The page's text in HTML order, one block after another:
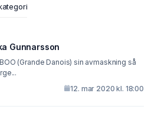
Gunnarsson
12. mar 2020 kl. 18:00